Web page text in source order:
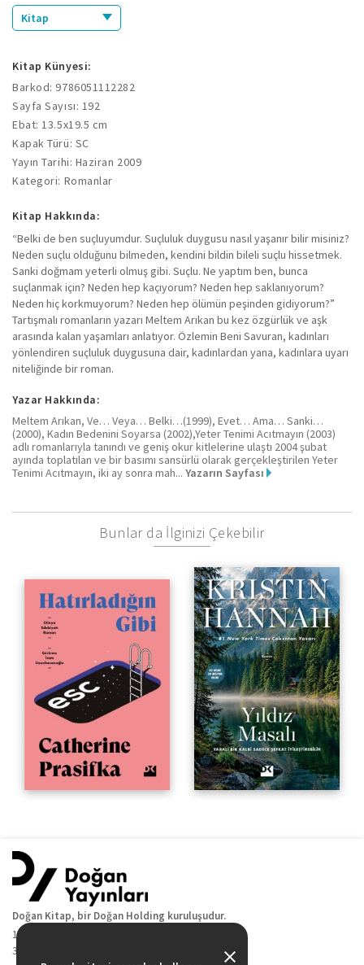
Kitap
Kitap Künyesi:
Barkod: 9786051112282
Sayfa Sayısı: 192
Ebat: 13.5x19.5 cm
Kapak Türü: SC
Yayın Tarihi: Haziran 2009
Kategori: Romanlar
Kitap Hakkında:
“Belki de ben suçluyumdur. Suçluluk duygusu nasıl yaşanır bilir misiniz?
Neden suçlu olduğunu bilmeden, kendini bildin bileli suçlu hissetmek.
Sanki doğmam yeterli olmuş gibi. Suçlu. Ne yaptım ben, bunca
suçlanmak için? Neden hep kaçıyorum? Neden hep saklanıyorum?
Neden hiç korkmuyorum? Neden hep ölümün peşinden gidiyorum?”
Tartışmalı romanların yazarı Meltem Arıkan bu kez özgürlük ve aşk
arasında kalan yaşamları anlatıyor. Özlemin Beni Savuran, kadınları
yönlendiren suçluluk duygusuna dair, kadınlardan yana, kadınlara uyarı
niteliğinde bir roman.
Yazar Hakkında:
Meltem Arıkan, Ve… Veya… Belki…(1999), Evet… Ama… Sanki…
(2000), Kadın Bedenini Soyarsa (2002),Yeter Tenimi Acıtmayın (2003)
adlı romanlarıyla tanındı ve geniş okur kitlelerine ulaştı 2004 şubat
ayında toplatılan ve bir basımı sansürlü olarak gerçekleştirilen Yeter
Tenimi Acıtmayın, iki ay sonra mah... Yazarın Sayfası
Bunlar da İlginizi Çekebilir
Doğan Kitap, bir Doğan Holding kuruluşudur.
19 Mayıs Cad. Golden Plaza No:1 Kat:10
34360 / Şişli / İstanbul